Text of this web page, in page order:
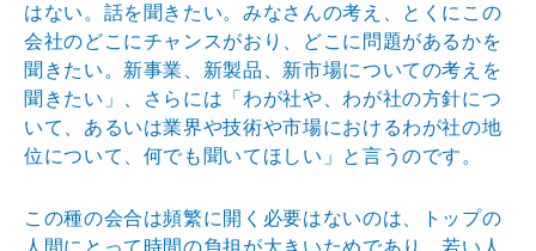
はない。話を聞き たい。みなさんの考え、とくにこの
会社のどこにチャンスがおり、どこに問題があるかを
聞きたい。新事業、新製品 、新市場についての考えを
聞きたい」、さらには「わが社や、わが社の方針につ
いて、あるいは業界や技術や市場におけるわが社の地
位について、何でも聞いてほしい」と言 うのです。
この種の会合は頻繁に開く必要はないのは、トップの
人間にとって時間の負担が大きいためであり、若い人